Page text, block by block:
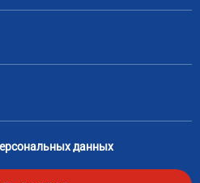
данных